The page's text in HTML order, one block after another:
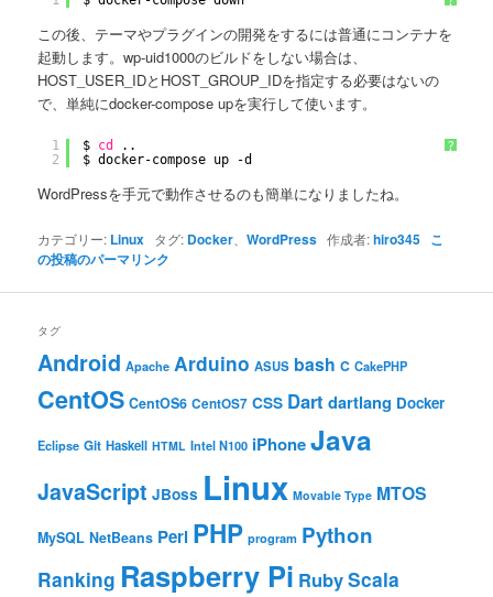
この後、テーマやプラグインの開発をするには普通にコンテナを
起動します。wp-uid1000のビルドをしない場合は、
HOST_USER_IDとHOST_GROUP_IDを指定する必要はないの
で、単純にdocker-compose upを実行して使います。
?
1
2
$ cd
..
$ docker-compose up -d
WordPressを手元で動作させるのも簡単になりましたね。
カテゴリー: Linux タグ: Docker 、WordPress 作成者:hiro345 こ
の投稿のパーマリンク
タグ
Android Apache Arduino ASUS bash C CakePHP
CentOS CentOS6 CentOS7 CSS Dart dartlang Docker
Eclipse Git Haskell HTML Intel N100 iPhoneJava
JavaScript JBoss Linux Movable Type MTOS
MySQL NetBeans Perl PHP program Python
Ranking Raspberry Pi RubyScala